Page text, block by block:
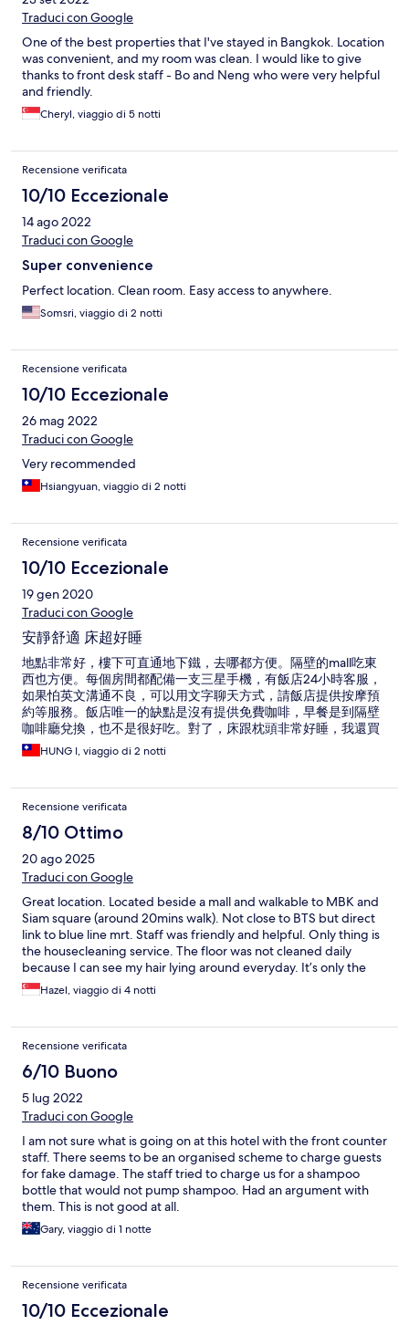
Traduci con Google
One of the best properties that I've stayed in Bangkok. Location
was convenient, and my room was clean. I would like to give
thanks to front desk staff - Bo and Neng who were very helpful
and friendly.
Cheryl, viaggio di 5 notti
Recensione verificata
10/10 Eccezionale
14 ago 2022
Traduci con Google
Super convenience
Perfect location. Clean room. Easy access to anywhere.
Somsri, viaggio di 2 notti
Recensione verificata
10/10 Eccezionale
26 mag 2022
Traduci con Google
Very recommended
Hsiangyuan, viaggio di 2 notti
Recensione verificata
10/10 Eccezionale
19 gen 2020
Traduci con Google
安靜舒適 床超好睡
地點非常好，樓下可直通地下鐵，去哪都方便。隔壁的mall吃東
西也方便。每個房間都配備一支三星手機，有飯店24小時客服，
如果怕英文溝通不良，可以用文字聊天方式，請飯店提供按摩預
約等服務。飯店唯一的缺點是沒有提供免費咖啡，早餐是到隔壁
咖啡廳兌換，也不是很好吃。對了，床跟枕頭非常好睡，我還買
了一顆他們的枕頭回來。
HUNG I, viaggio di 2 notti
Recensione verificata
8/10 Ottimo
20 ago 2025
Traduci con Google
Great location. Located beside a mall and walkable to MBK and
Siam square (around 20mins walk). Not close to BTS but direct
link to blue line mrt. Staff was friendly and helpful. Only thing is
the housecleaning service. The floor was not cleaned daily
because I can see my hair lying around everyday. It’s only the
last day when they finally cleaned the floor. I have nothing to
complain except for the house cleaning.
Hazel, viaggio di 4 notti
Recensione verificata
6/10 Buono
5 lug 2022
Traduci con Google
I am not sure what is going on at this hotel with the front counter
staff. There seems to be an organised scheme to charge guests
for fake damage. The staff tried to charge us for a shampoo
bottle that would not pump shampoo. Had an argument with
them. This is not good at all.
Gary, viaggio di 1 notte
Recensione verificata
10/10 Eccezionale